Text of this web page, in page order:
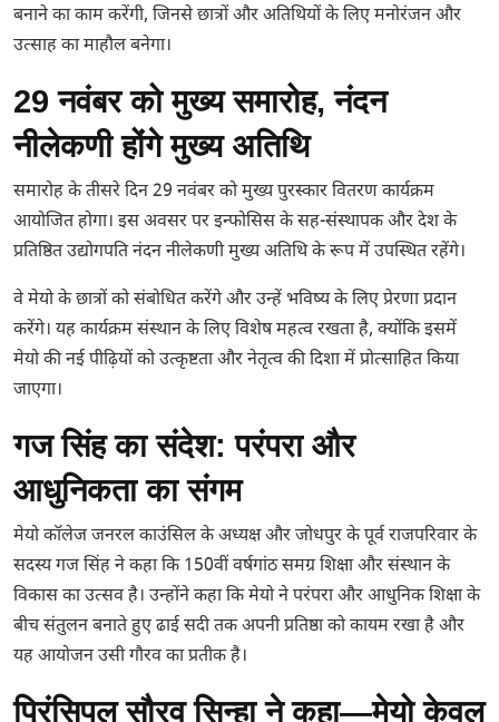
बनाने का काम करेंगी, जिनसे छात्रों और अतिथियों के लिए मनोरंजन और
उत्साह का माहौल बनेगा।
29 नवंबर को मुख्य समारोह, नंदन
नीलेकणी होंगे मुख्य अतिथि
समारोह के तीसरे दिन 29 नवंबर को मुख्य पुरस्कार वितरण कार्यक्रम
आयोजित होगा। इस अवसर पर इन्फोसिस के सह-संस्थापक और देश के
प्रतिष्ठित उद्योगपति नंदन नीलेकणी मुख्य अतिथि के रूप में उपस्थित रहेंगे।
वे मेयो के छात्रों को संबोधित करेंगे और उन्हें भविष्य के लिए प्रेरणा प्रदान
करेंगे। यह कार्यक्रम संस्थान के लिए विशेष महत्व रखता है, क्योंकि इसमें
मेयो की नई पीढ़ियों को उत्कृष्टता और नेतृत्व की दिशा में प्रोत्साहित किया
जाएगा।
गज सिंह का संदेश: परंपरा और
आधुनिकता का संगम
मेयो कॉलेज जनरल काउंसिल के अध्यक्ष और जोधपुर के पूर्व राजपरिवार के
सदस्य गज सिंह ने कहा कि 150वीं वर्षगांठ समग्र शिक्षा और संस्थान के
विकास का उत्सव है। उन्होंने कहा कि मेयो ने परंपरा और आधुनिक शिक्षा के
बीच संतुलन बनाते हुए ढाई सदी तक अपनी प्रतिष्ठा को कायम रखा है और
यह आयोजन उसी गौरव का प्रतीक है।
प्रिंसिपल सौरव सिन्हा ने कहा—मेयो केवल